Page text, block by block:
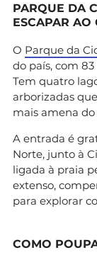
PARQUE DA
ESCAPAR AO
O Parque da
do país, com
Tem quatro
arborizadas
mais amena
A entrada é
Norte, junto à
ligada à praia
extenso,
para explorar
COMO